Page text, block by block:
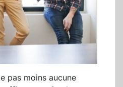
pas moins aucune